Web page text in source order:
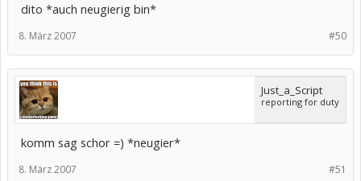
dito *auch neugierig bin*
#50
8. März 2007
Just_a_Script
reporting for duty
komm sag schor =) *neugier*
#51
8. März 2007